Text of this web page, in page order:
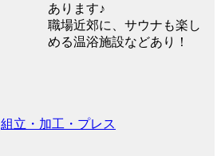
あります♪
職場近郊に、サウナも楽し
める温浴施設などあり！
組立・加工・プレス